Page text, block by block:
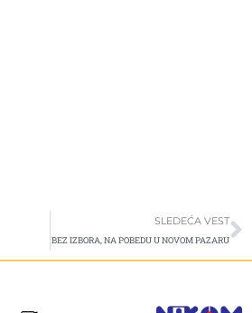
SLEDEĆA VEST
BEZ IZBORA, NA POBEDU U NOVOM PAZARU